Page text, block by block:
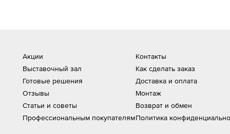
Акции
Выставочный зал
Готовые решения
Отзывы
Статьи и советы
Профессиональным покупателям
Контакты
Как сделать заказ
Доставка и оплата
Монтаж
Возврат и обмен
Политика